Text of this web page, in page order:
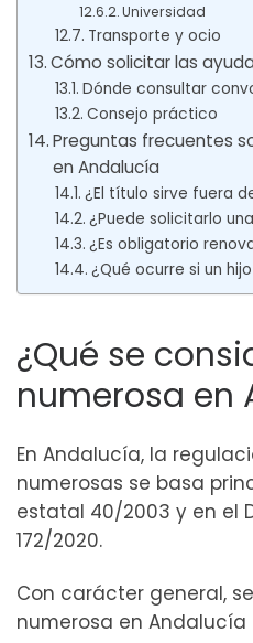
Universidad
Transporte y ocio
Cómo solicitar las
Dónde consultar
Consejo práctico
Preguntas frecuentes
en Andalucía
¿El título sirve fuera
¿Puede solicitarlo
¿Es obligatorio
¿Qué ocurre si un
¿Qué se
numerosa en
En Andalucía, la
numerosas se basa
estatal 40/2003 y en el
172/2020.
Con carácter general,
numerosa en Andalucía